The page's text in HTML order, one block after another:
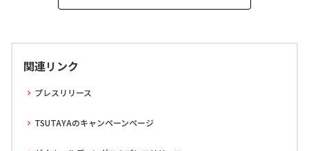
関連リンク
プレスリリース
TSUTAYAのキャンペーンページ